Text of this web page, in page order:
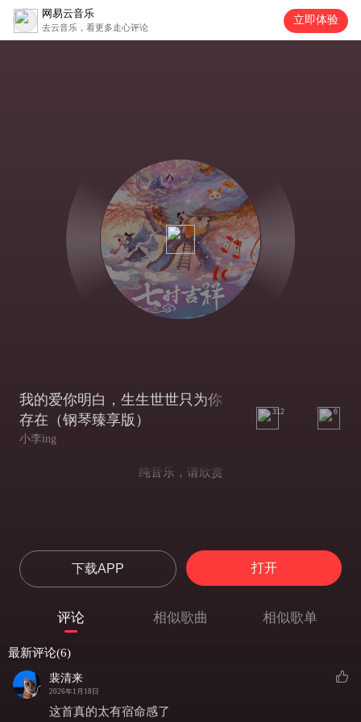
网易云音乐
去云音乐，看更多走心评论
立即体验
我的爱你明白，生生世世只为你
存在（钢琴臻享版）
小李ing
312 6
纯音乐，请欣赏
下载APP 打开
评论 相似歌曲 相似歌单
最新评论(6)
裴清来
2026年1月18日
这首真的太有宿命感了